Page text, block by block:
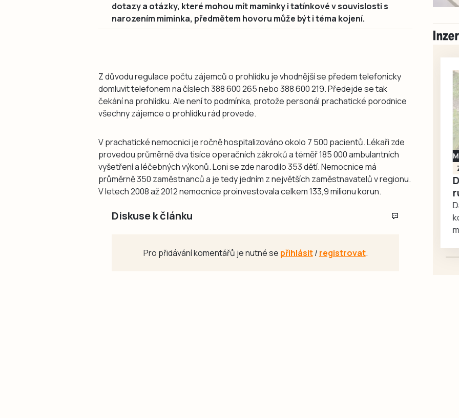
dotazy a otázky, které mohou mít maminky i tatínkové v souvislosti s
narozením miminka, předmětem hovoru může být i téma kojení.
Z důvodu regulace počtu zájemců o prohlídku je vhodnější se předem telefonicky
domluvit telefonem na číslech 388 600 265 nebo 388 600 219. Předejde se tak
čekání na prohlídku. Ale není to podmínka, protože personál prachatické porodnice
všechny zájemce o prohlídku rád provede.
V prachatické nemocnici je ročně hospitalizováno okolo 7 500 pacientů. Lékaři zde
provedou průměrně dva tisíce operačních zákroků a téměř 185 000 ambulantních
vyšetření a léčebných výkonů. Loni se zde narodilo 353 dětí. Nemocnice má
průměrně 350 zaměstnanců a je tedy jedním z největších zaměstnavatelů v regionu.
V letech 2008 až 2012 nemocnice proinvestovala celkem 133,9 milionu korun.
Diskuse k článku
Pro přidávání komentářů je nutné se přihlásit/registrovat.
Milevsko
Zdarma / za odvoz
Daruji do dobrých
rukou kotě
kotě-kočka, odčervené,